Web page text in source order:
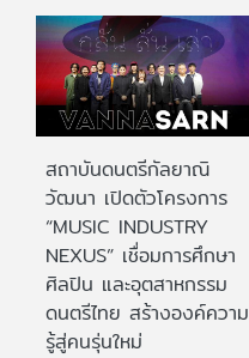
สถาบันดนตรีกัลยาณิ
วัฒนา เปิดตัวโครงการ
“MUSIC INDUSTRY
NEXUS” เชื่อมการศึกษา
ศิลปิน และอุตสาหกรรม
ดนตรีไทย สร้างองค์ความ
รู้สู่คนรุ่นใหม่